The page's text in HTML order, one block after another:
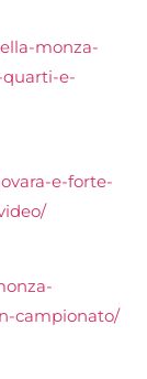
monza-
e-
e-forte-
campionato/